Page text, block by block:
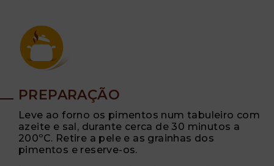
PREPARAÇÃO
Leve ao forno os pimentos num tabuleiro com
azeite e sal, durante cerca de 30 minutos a
200ºC. Retire a pele e as grainhas dos
pimentos e reserve-os.